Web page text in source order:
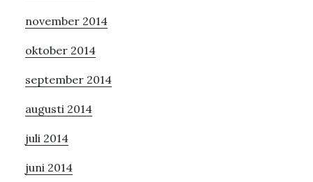
november 2014
oktober 2014
september 2014
augusti 2014
juli 2014
juni 2014